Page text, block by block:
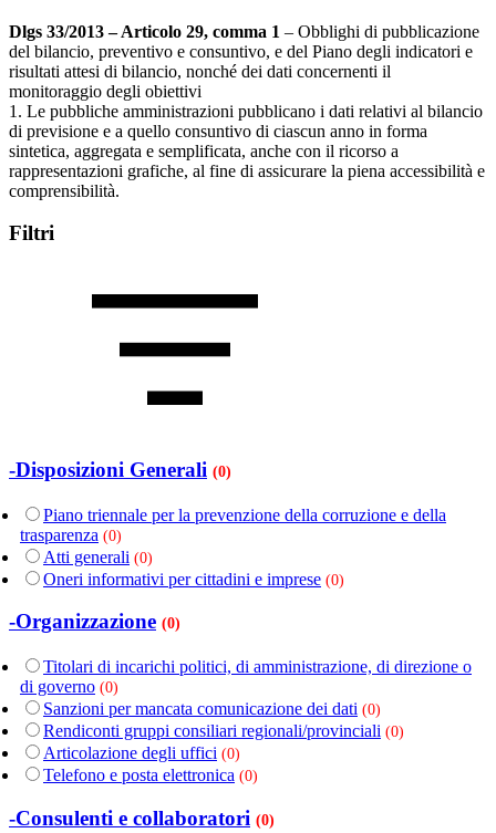
Dlgs 33/2013 – Articolo 29, comma 1 – Obblighi di pubblicazione
del bilancio, preventivo e consuntivo, e del Piano degli indicatori e
risultati attesi di bilancio, nonché dei dati concernenti il
monitoraggio degli obiettivi
1. Le pubbliche amministrazioni pubblicano i dati relativi al bilancio
di previsione e a quello consuntivo di ciascun anno in forma
sintetica, aggregata e semplificata, anche con il ricorso a
rappresentazioni grafiche, al fine di assicurare la piena accessibilità e
comprensibilità.
Filtri
-Disposizioni Generali (0)
Piano triennale per la prevenzione della corruzione e della
trasparenza (0)
Atti generali (0)
Oneri informativi per cittadini e imprese (0)
-Organizzazione (0)
Titolari di incarichi politici, di amministrazione, di direzione o
di governo (0)
Sanzioni per mancata comunicazione dei dati (0)
Rendiconti gruppi consiliari regionali/provinciali (0)
Articolazione degli uffici (0)
Telefono e posta elettronica (0)
-Consulenti e collaboratori (0)